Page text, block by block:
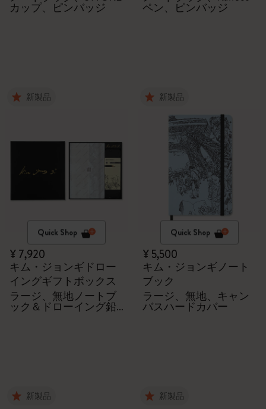
カップ、ピンバッジ ペン、ピンバッジ
新製品
Quick Shop
¥ 7,920
キム・ジョンギドロー
イングギフトボックス
ラージ、無地ノートブ
ック＆ドローイング鉛
新製品
Quick Shop
¥ 5,500
キム・ジョンギノート
ブック
ラージ、無地、キャン
バスハードカバー
新製品 新製品